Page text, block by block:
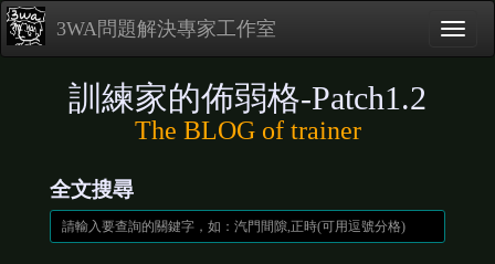
3WA問題解決專家工作室
訓練家的佈弱格-Patch1.2
The BLOG of trainer
全文搜尋